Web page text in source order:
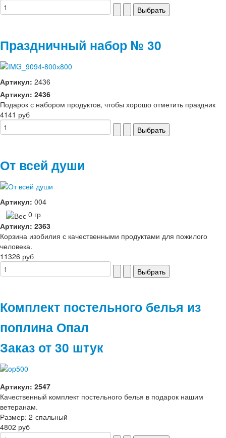
Праздничный набор № 30
Артикул: 2436
Артикул: 2436
Подарок с набором продуктов, чтобы хорошо отметить праздник
4141 руб
От всей души
Артикул: 004
0 гр
Артикул: 2363
Корзина изобилия с качественными продуктами для пожилого
человека.
11326 руб
Комплект постельного белья из
поплина Опал
Заказ от 30 штук
Артикул: 2547
Качественный комплект постельного белья в подарок нашим
ветеранам.
Размер: 2-спальный
4802 руб